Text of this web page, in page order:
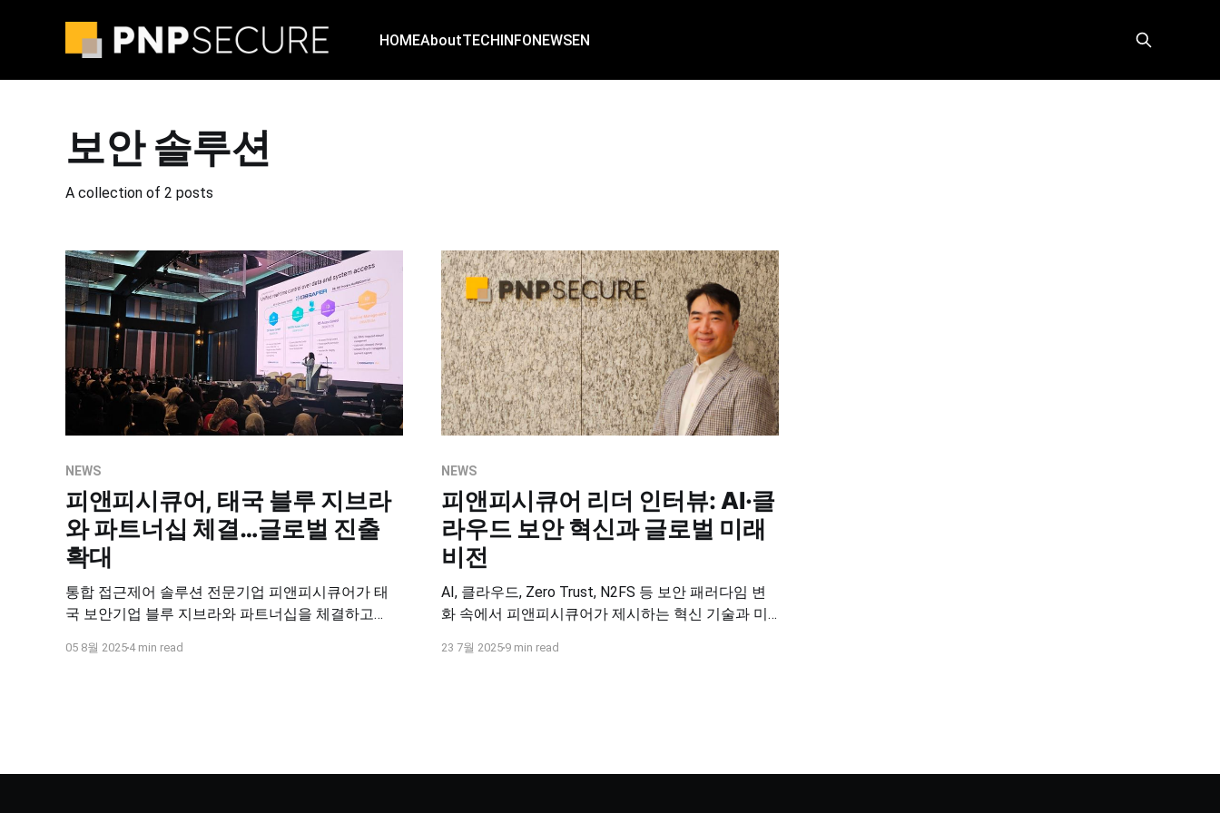
HOMEAboutTECHINFONEWSEN
보안 솔루션
A collection of 2 posts
NEWS
피앤피시큐어, 태국 블루 지브라
와 파트너십 체결…글로벌 진출
확대
통합 접근제어 솔루션 전문기업 피앤피시큐어가 태
국 보안기업 블루 지브라와 파트너십을 체결하고
합니다. 이번 협력을 통해 기술력과 현지화 전략을 강
05 8월 2025 4 min read
NEWS
피앤피시큐어 리더 인터뷰: AI·클
라우드 보안 혁신과 글로벌 미래
비전
AI, 클라우드, Zero Trust, N2FS 등 보안 패러다임 변
화 속에서 피앤피시큐어가 제시하는 혁신 기술과 미
23 7월 20259 min read